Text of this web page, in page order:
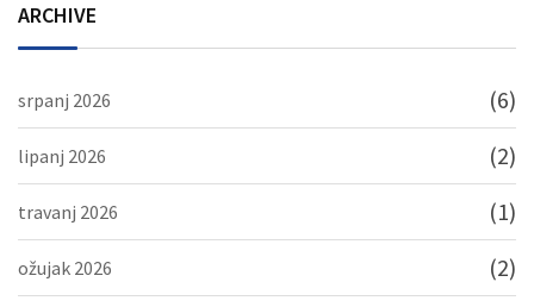
ARCHIVE
srpanj 2026 (6)
lipanj 2026 (2)
travanj 2026 (1)
ožujak 2026 (2)